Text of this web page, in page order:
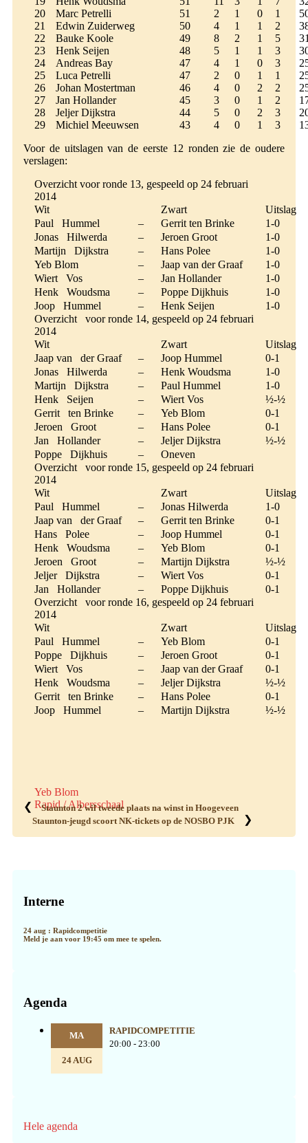
20
Marc Petrelli 51 2 1 0 1
21
Edwin Zuiderweg 50 4 1 1 2
22
Bauke Koole 49 8 2 1 5
23
Henk Seijen 48 5 1 1 3
24
Andreas Bay 47 4 1 0 3
25
Luca Petrelli 47 2 0 1 1
26
Johan Mostertman 46 4 0 2 2
27
Jan Hollander 45 3 0 1 2
28
Jeljer Dijkstra 44 5 0 2 3
29
Michiel Meeuwsen 43 4 0 1 3
Voor de uitslagen van de eerste 12 ronden zie de oudere
verslagen:
Overzicht voor ronde 13, gespeeld op 24 februari
2014
Wit
Zwart
Uitslag
Paul Hummel
– Gerrit ten Brinke
1-0
Jonas Hilwerda
– Jeroen Groot
1-0
Martijn Dijkstra
– Hans Polee
1-0
Yeb Blom
– Jaap van der Graaf
1-0
Wiert Vos
– Jan Hollander
1-0
Henk Woudsma
– Poppe Dijkhuis
1-0
Joop Hummel
– Henk Seijen
1-0
Overzicht voor ronde 14, gespeeld op 24 februari
2014
Wit
Zwart
Uitslag
Jaap van der Graaf
– Joop Hummel
0-1
Jonas Hilwerda
– Henk Woudsma
1-0
Martijn Dijkstra
– Paul Hummel
1-0
Henk Seijen
– Wiert Vos
½-½
Gerrit ten Brinke
– Yeb Blom
0-1
Jeroen Groot
– Hans Polee
0-1
Jan Hollander
– Jeljer Dijkstra
½-½
Poppe Dijkhuis
–
Oneven
Overzicht voor ronde 15, gespeeld op 24 februari
2014
Wit
Zwart
Uitslag
Paul Hummel
– Jonas Hilwerda
1-0
Jaap van der Graaf
– Gerrit ten Brinke
0-1
Hans Polee
– Joop Hummel
0-1
Henk Woudsma
– Yeb Blom
0-1
Jeroen Groot
– Martijn Dijkstra
½-½
Jeljer Dijkstra
– Wiert Vos
0-1
Jan Hollander
– Poppe Dijkhuis
0-1
Overzicht voor ronde 16, gespeeld op 24 februari
2014
Wit
Zwart
Uitslag
Paul Hummel
– Yeb Blom
0-1
Poppe Dijkhuis
– Jeroen Groot
0-1
Wiert Vos
– Jaap van der Graaf
0-1
Henk Woudsma
– Jeljer Dijkstra
½-½
Gerrit ten Brinke
– Hans Polee
0-1
Joop Hummel
– Martijn Dijkstra ½-½
Yeb Blom
Rapid / Albersschaal
❮
Staunton 2 wil tweede plaats na winst in Hoogeveen
Staunton-jeugd scoort NK-tickets op de NOSBO PJK
❯
Sidebar
Interne
24 aug : Rapidcompetitie
Meld je aan voor 19:45 om mee te spelen.
Agenda
MA
24 AUG
RAPIDCOMPETITIE
20:00 - 23:00
Hele agenda